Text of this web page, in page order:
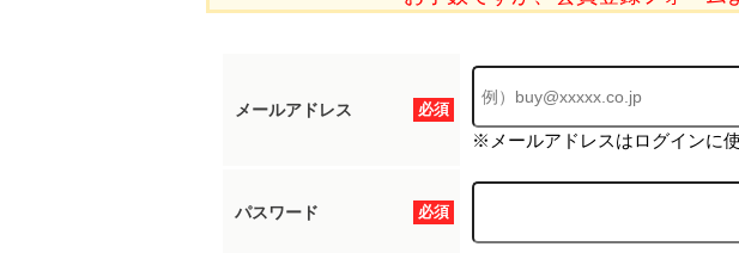
必須
メールアドレス
※メールアドレスはログインに使
必須
パスワード